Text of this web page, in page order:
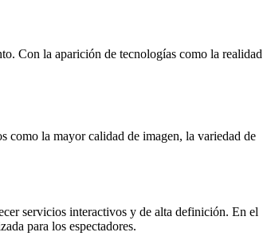
Con la aparición de tecnologías como la realidad
como la mayor calidad de imagen, la variedad de
servicios interactivos y de alta definición. En el
para los espectadores.